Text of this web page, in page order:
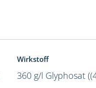
Wirkstoff
360 g/l Glyphosat